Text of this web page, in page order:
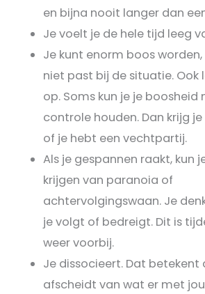
en bijna nooit langer dan
Je voelt je de hele tijd leeg
Je kunt enorm boos
niet past bij de situatie. Ook
op. Soms kun je je boosheid
controle houden. Dan krijg
of je hebt een vechtpartij.
Als je gespannen raakt, kun
krijgen van paranoia of
achtervolgingswaan. Je
je volgt of bedreigt. Dit is
weer voorbij.
Je dissocieert. Dat betekent
afscheidt van wat er met